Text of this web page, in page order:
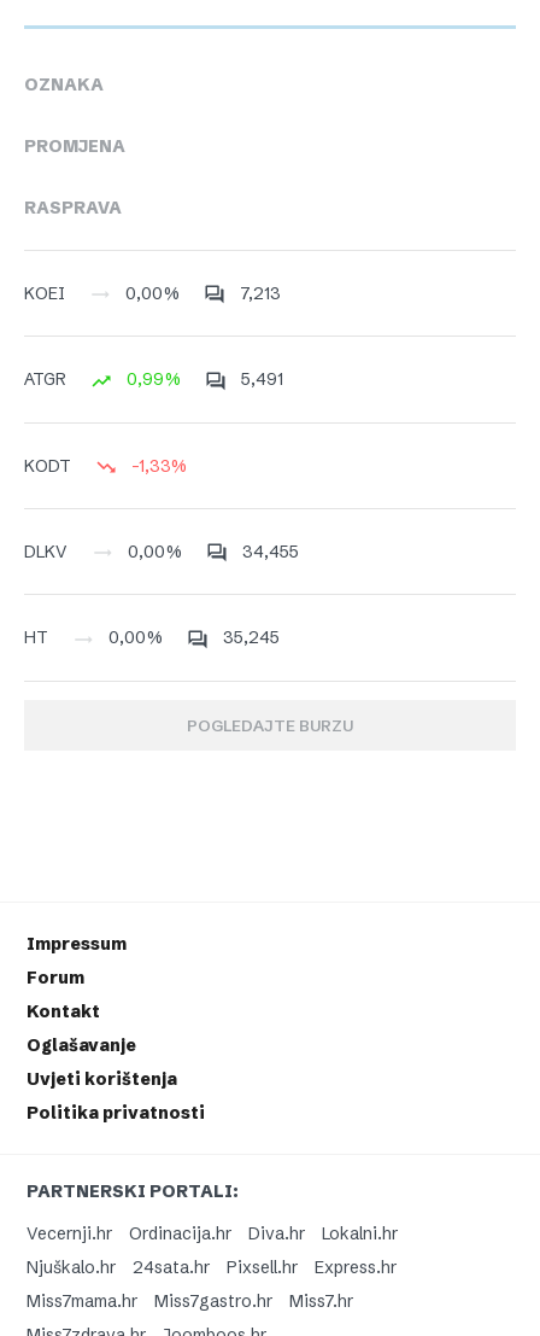
OZNAKA
PROMJENA
RASPRAVA
KOEI 0,00% 7,213
ATGR 0,99% 5,491
KODT -1,33%
DLKV 0,00% 34,455
HT 0,00% 35,245
POGLEDAJTE BURZU
Impressum
Forum
Kontakt
Oglašavanje
Uvjeti korištenja
Politika privatnosti
PARTNERSKI PORTALI:
Vecernji.hr
Ordinacija.hr Diva.hr
Lokalni.hr
Njuškalo.hr
24sata.hr Pixsell.hr
Express.hr
Miss7mama.hr
Miss7gastro.hr
Miss7.hr